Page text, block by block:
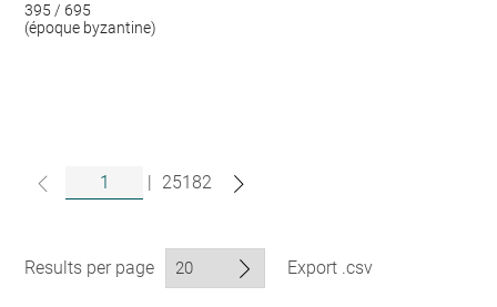
395 / 695
(époque byzantine)
| 25182
Results per page Export .csv